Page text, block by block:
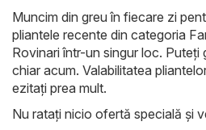
Muncim din greu în fiecare zi
pliantele recente din categoria
Rovinari într-un singur loc. Puteți
chiar acum. Valabilitatea
ezitați prea mult.
Nu ratați nicio ofertă specială și